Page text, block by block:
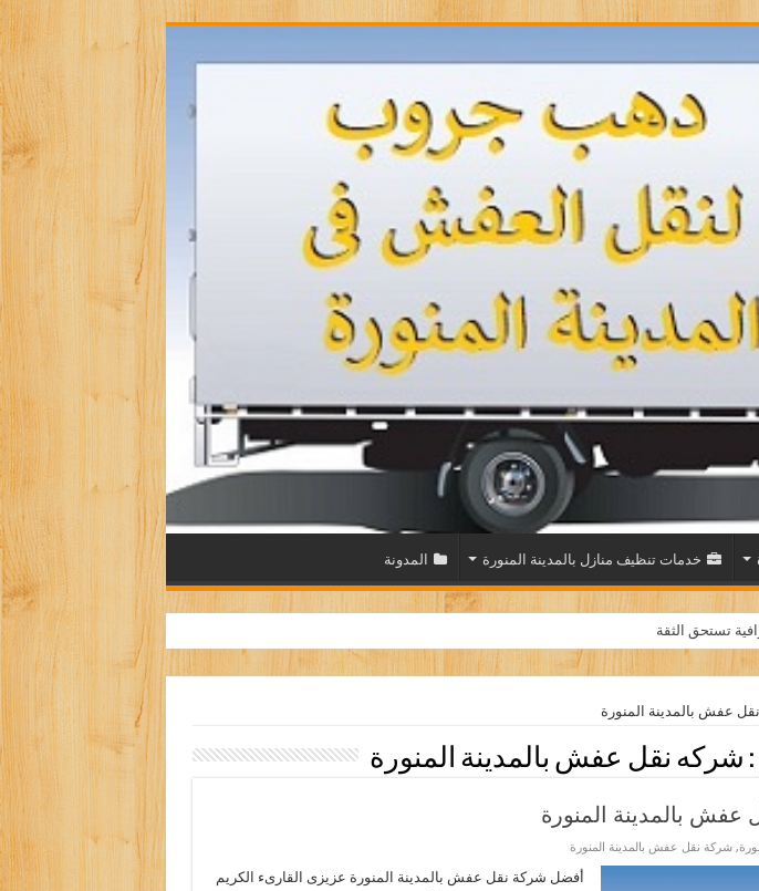
خدمات تنظيف منازل بالمدينة المنورة المدونة
تستحق الثقة
عفش بالمدينة المنورة
شركه نقل عفش بالمدينة المنورة
بالمدينة المنورة
,شركة نقل عفش بالمدينة المنورة
أفضل شركة نقل عفش بالمدينة المنورة عزيزى القارىء الكريم